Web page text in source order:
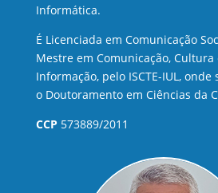
Informática.
É Licenciada em Comunicação
Mestre em Comunicação, Cultura
Informação, pelo ISCTE-IUL,
o Doutoramento em Ciências da
CCP 573889/2011